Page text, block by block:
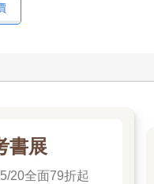
書展
20全面79折起